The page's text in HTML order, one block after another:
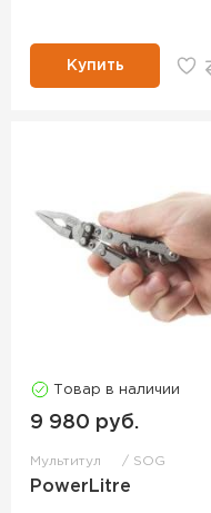
Купить
Товар в наличии
9 980 руб.
Мультитул SOG
PowerLitre